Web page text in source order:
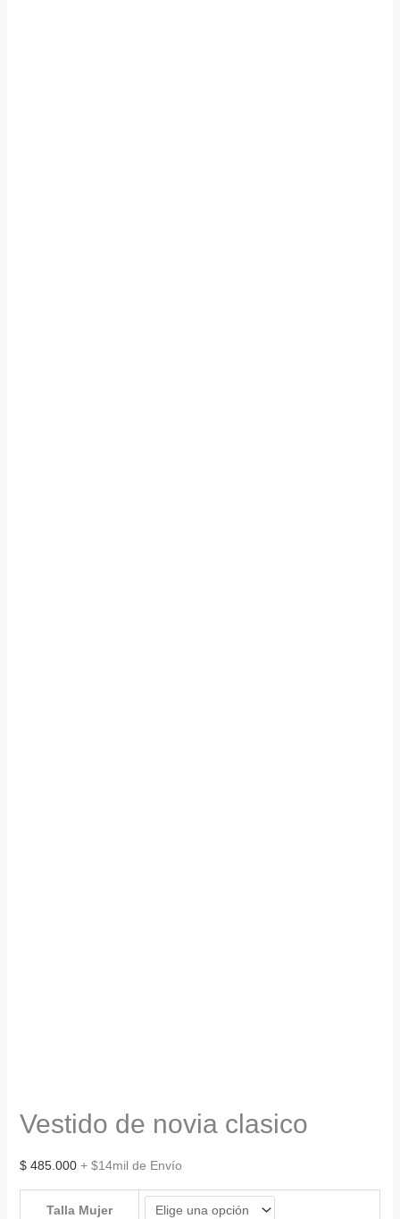
Vestido de novia clasico
$485.000 + $14mil de Envío
Talla Mujer